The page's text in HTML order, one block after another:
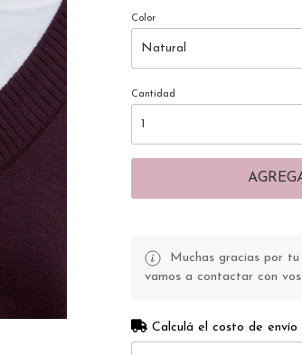
Color
Cantidad
Muchas gracias por
vamos a contactar con
Calculá el costo de envío